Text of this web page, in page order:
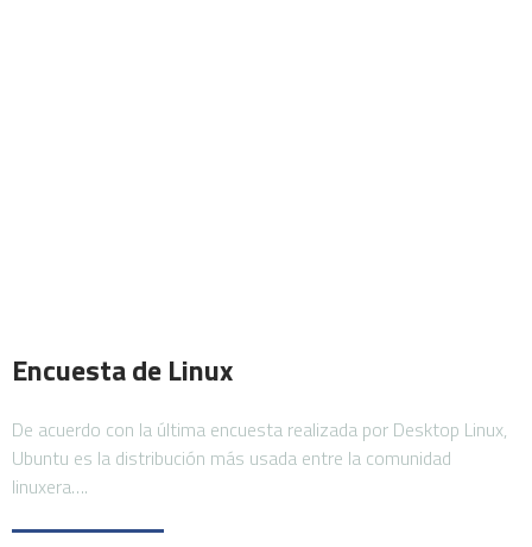
Encuesta de Linux
De acuerdo con la última encuesta realizada por Desktop Linux,
Ubuntu es la distribución más usada entre la comunidad
linuxera….